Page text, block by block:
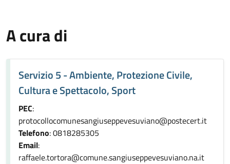
A cura di
Servizio 5 - Ambiente, Protezione Civile,
Cultura e Spettacolo, Sport
PEC:
protocollocomunesangiuseppevesuviano@postecert.it
Telefono: 0818285305
Email:
raffaele.tortora@comune.sangiuseppevesuviano.na.it